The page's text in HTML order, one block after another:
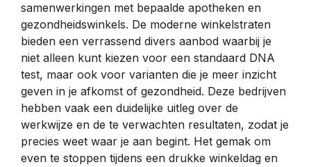
samenwerkingen met bepaalde apotheken en
gezondheidswinkels. De moderne winkelstraten
bieden een verrassend divers aanbod waarbij je
niet alleen kunt kiezen voor een standaard DNA
test, maar ook voor varianten die je meer inzicht
geven in je afkomst of gezondheid. Deze bedrijven
hebben vaak een duidelijke uitleg over de
werkwijze en de te verwachten resultaten, zodat je
precies weet waar je aan begint. Het gemak om
even te stoppen tijdens een drukke winkeldag en